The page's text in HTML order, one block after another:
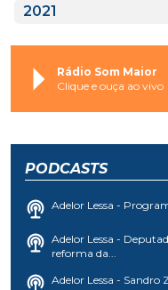
2021
Rádio Som Maior
Clique e ouça ao vivo
PODCASTS
Adelor Lessa -
Adelor Lessa -
reforma da...
Adelor Lessa -